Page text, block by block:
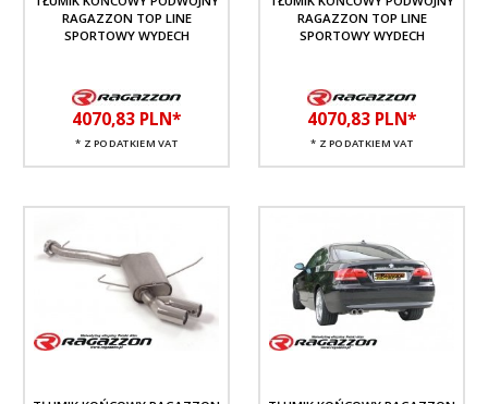
RAGAZZON TOP LINE
SPORTOWY WYDECH
4070,83 PLN*
* Z PODATKIEM VAT
RAGAZZON TOP LINE
SPORTOWY WYDECH
4070,83 PLN*
* Z PODATKIEM VAT